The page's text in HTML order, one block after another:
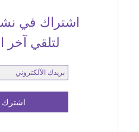
اشتراك في
لتلقي آخر